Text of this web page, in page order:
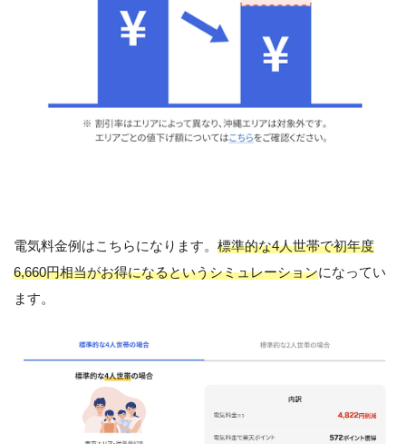
電気料金例はこちらになります。 標準的な4人世帯で初年度
6,660円相当がお得になるというシミュレーションになってい
ます。